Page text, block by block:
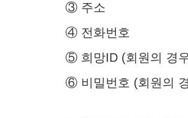
③ 주소
④ 전화번호
⑤ 희망ID (회원의 경
⑥ 비밀번호 (회원의